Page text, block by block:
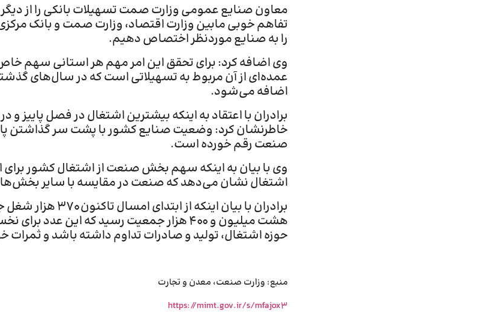
معاون صنایع عمومی وزارت صمت تسهیلات بانکی را از
تفاهم خوبی مابین وزارت اقتصاد، وزارت صمت و بانک
را به صنایع موردنظر اختصاص دهیم.
عمده‌ای از آن مربوط به تسهیلاتی است که در سال‌های
اضافه می‌شود.
برادران با اعتقاد به اینکه بیشترین اشتغال در فصل
خاطرنشان کرد: وضعیت صنایع کشور با پشت سر گذاشتن
صنعت رقم خورده است.
اشتغال نشان می‌دهد که صنعت در مقایسه با سایر بخش‌ها
برادران با بیان
هشت میلیون و ۴۰۰ هزار جمعیت رسید که
حوزه اشتغال، تولید و صادرات تداوم داشته باشد و ثمرات
منبع: وزارت صنعت، معدن و تجارت
https://mimt.gov.ir/s/mfajox3